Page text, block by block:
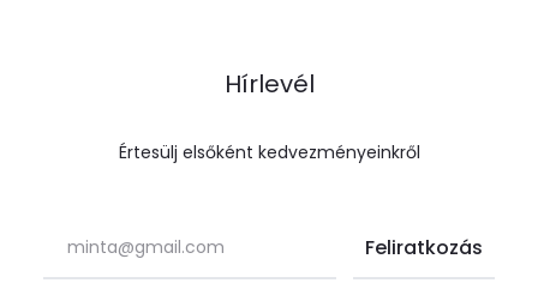
Hírlevél
Értesülj elsőként kedvezményeinkről